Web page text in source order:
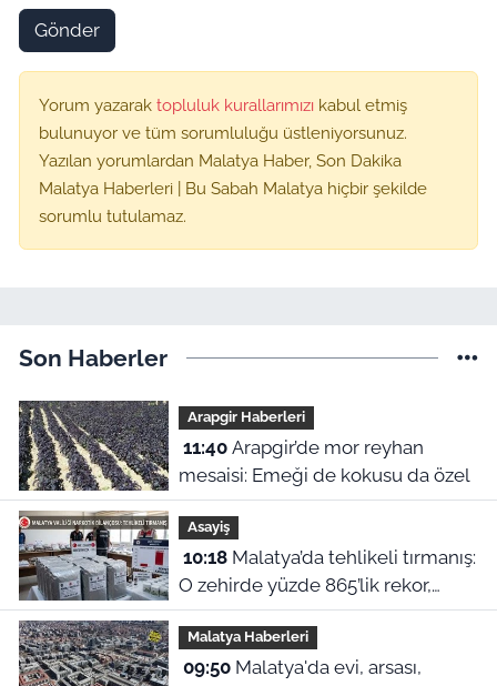
Gönder
Yorum yazarak topluluk kurallarımızı kabul etmiş
bulunuyor ve tüm sorumluluğu üstleniyorsunuz.
Yazılan yorumlardan Malatya Haber, Son Dakika
Malatya Haberleri | Bu Sabah Malatya hiçbir şekilde
sorumlu tutulamaz.
Son Haberler
Arapgir Haberleri
11:40Arapgir’de mor reyhan
mesaisi: Emeği de kokusu da özel
Asayiş
10:18Malatya’da tehlikeli tırmanış:
O zehirde yüzde 865’lik rekor,
yarım milyon sentetik hap
yakalandı!
Malatya Haberleri
09:50Malatya'da evi, arsası,